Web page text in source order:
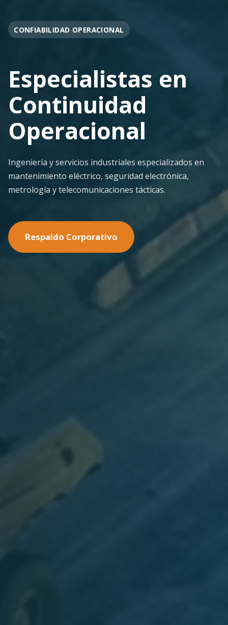
OPERACIÓN EN FAENA
Soporte
Operacional
Continuo
Despliegue ágil en terreno con los más altos
estándares de seguridad y calidad técnica para la
minería pesada.
Nuestras Soluciones